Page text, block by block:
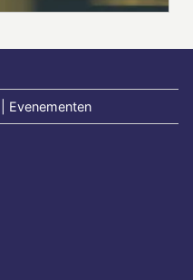
Evenementen